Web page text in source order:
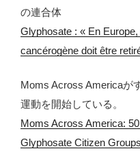
の連合体
Glyphosate : « En
cancérogène doit être
Moms Across Americaが
運動を開始している。
Moms Across America:
Glyphosate Citizen